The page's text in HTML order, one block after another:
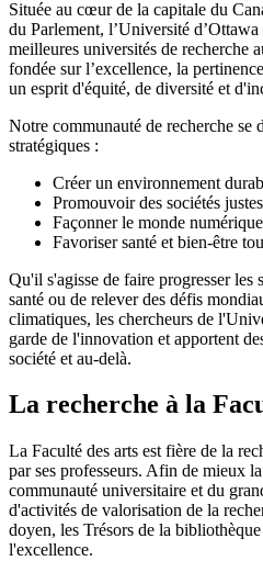
Située au cœur de la capitale du
du Parlement, l’Université d’Ottawa
meilleures universités de recherche
fondée sur l’excellence, la
un esprit d'équité, de diversité et
Notre communauté de recherche se
stratégiques :
Créer un environnement
Promouvoir des sociétés
Façonner le monde numérique
Favoriser santé et bien-être
Qu'il s'agisse de faire progresser les
santé ou de relever des défis
climatiques, les chercheurs de
garde de l'innovation et apportent
société et au-delà.
La recherche à la
La Faculté des arts est fière de la
par ses professeurs. Afin de mieux
communauté universitaire et du
d'activités de valorisation de la
doyen, les Trésors de la
l'excellence.